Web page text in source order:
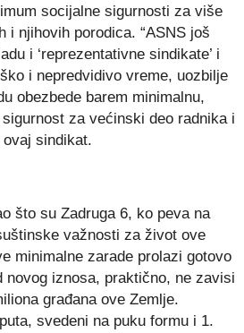
socijalne sigurnosti za više
i njihovih porodica. “ASNS još
i ‘reprezentativne sindikate’ i
i nepredvidivo vreme, uozbilje
obezbede barem minimalnu,
za većinski deo radnika i
ovaj sindikat.
što su Zadruga 6, ko peva na
važnosti za život ove
minimalne zarade prolazi gotovo
novog iznosa, praktično, ne zavisi
građana ove Zemlje.
svedeni na puku formu i 1.